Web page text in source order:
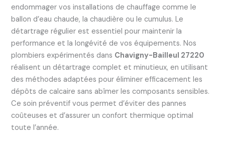
endommager vos installations de chauffage comme le
ballon d’eau chaude, la chaudière ou le cumulus. Le
détartrage régulier est essentiel pour maintenir la
performance et la longévité de vos équipements. Nos
plombiers expérimentés dans Chavigny-Bailleul 27220
réalisent un détartrage complet et minutieux, en utilisant
des méthodes adaptées pour éliminer efficacement les
dépôts de calcaire sans abîmer les composants sensibles.
Ce soin préventif vous permet d’éviter des pannes
coûteuses et d’assurer un confort thermique optimal
toute l’année.